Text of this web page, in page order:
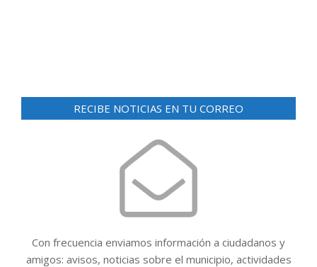
t
o
RECIBE NOTICIAS EN TU CORREO
Con frecuencia enviamos información a ciudadanos y
amigos: avisos, noticias sobre el municipio, actividades